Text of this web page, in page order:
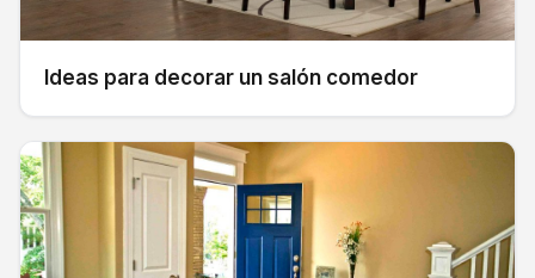
Ideas para decorar un salón comedor